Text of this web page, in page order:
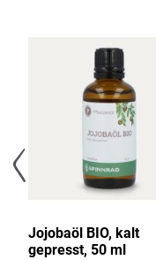
Jojobaöl BIO, kalt
gepresst, 50 ml